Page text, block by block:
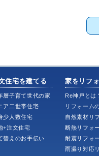
住宅を建てる
層子育て世代の家
ア二世帯住宅
少人数住宅
+注文住宅
替えのお手伝い
家をリフ
Re神戸とは
リフォーム
自然素材リ
断熱リフォ
耐震リフォ
雨漏り対応